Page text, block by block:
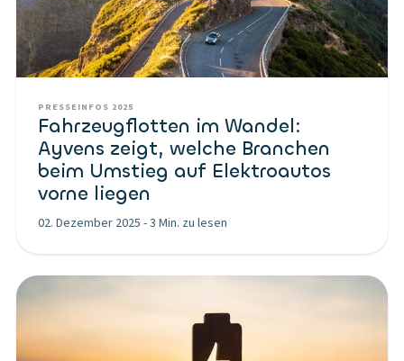
PRESSEINFOS 2025
Fahrzeugflotten im Wandel:
Ayvens zeigt, welche Branchen
beim Umstieg auf Elektroautos
vorne liegen
02. Dezember 2025 -3 Min. zu lesen